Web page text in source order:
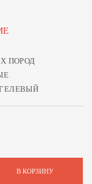
ПОРОД
В КОРЗИНУ